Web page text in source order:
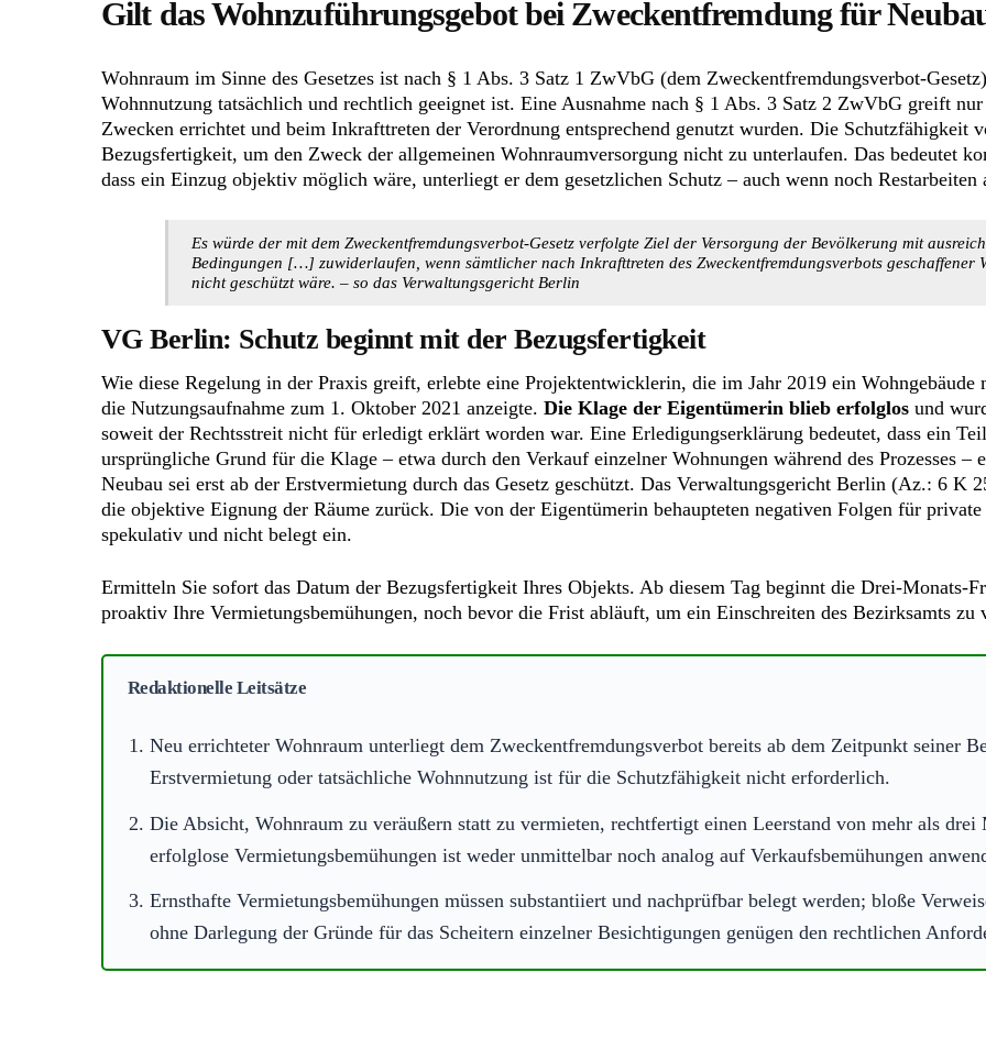
Gilt das Wohnzuführungsgebot bei Zweckentfremdung für
Wohnraum im Sinne des Gesetzes ist nach § 1 Abs. 3 Satz 1 ZwVbG (dem Zweckentfremdungsverbot-
Wohnnutzung tatsächlich und rechtlich geeignet ist. Eine Ausnahme nach § 1 Abs. 3 Satz 2 ZwVbG greift
Zwecken errichtet und beim Inkrafttreten der Verordnung entsprechend genutzt wurden. Die Schutzfähigkeit
Bezugsfertigkeit, um den Zweck der allgemeinen Wohnraumversorgung nicht zu unterlaufen. Das bedeutet
dass ein Einzug objektiv möglich wäre, unterliegt er dem gesetzlichen Schutz – auch wenn noch Restarbeiten
Es würde der mit dem Zweckentfremdungsverbot-Gesetz verfolgte Ziel der Versorgung der Bevölkerung mit
Bedingungen […] zuwiderlaufen, wenn sämtlicher nach Inkrafttreten des Zweckentfremdungsverbots
nicht geschützt wäre. – so das Verwaltungsgericht Berlin
VG Berlin: Schutz beginnt mit der Bezugsfertigkeit
Wie diese Regelung in der Praxis greift, erlebte eine Projektentwicklerin, die im Jahr 2019 ein
die Nutzungsaufnahme zum 1. Oktober 2021 anzeigte. Die Klage der Eigentümerin blieb erfolglos und
soweit der Rechtsstreit nicht für erledigt erklärt worden war. Eine Erledigungserklärung bedeutet, dass ein
ursprüngliche Grund für die Klage – etwa durch den Verkauf einzelner Wohnungen während des Prozesses
Neubau sei erst ab der Erstvermietung durch das Gesetz geschützt. Das Verwaltungsgericht Berlin (Az.: 6 K
die objektive Eignung der Räume zurück. Die von der Eigentümerin behaupteten negativen Folgen für
spekulativ und nicht belegt ein.
Ermitteln Sie sofort das Datum der Bezugsfertigkeit Ihres Objekts. Ab diesem Tag beginnt die Drei-Monats-
proaktiv Ihre Vermietungsbemühungen, noch bevor die Frist abläuft, um ein Einschreiten des Bezirksamts zu
Redaktionelle Leitsätze
Neu errichteter Wohnraum unterliegt dem Zweckentfremdungsverbot bereits ab dem Zeitpunkt seiner
Erstvermietung oder tatsächliche Wohnnutzung ist für die Schutzfähigkeit nicht erforderlich.
Die Absicht, Wohnraum zu veräußern statt zu vermieten, rechtfertigt einen Leerstand von mehr als
erfolglose Vermietungsbemühungen ist weder unmittelbar noch analog auf Verkaufsbemühungen
Ernsthafte Vermietungsbemühungen müssen substantiiert und nachprüfbar belegt werden; bloße
ohne Darlegung der Gründe für das Scheitern einzelner Besichtigungen genügen den rechtlichen